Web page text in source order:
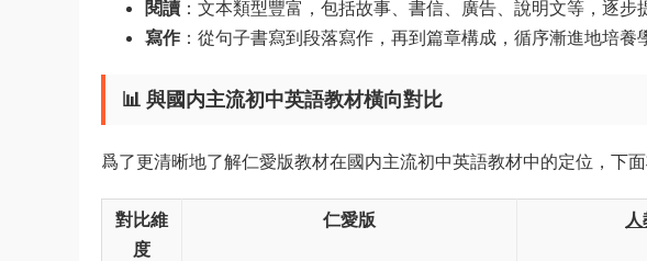
閱讀 ：文本類型豐富，包括故事、書信、廣告、說明文等，逐步
寫作 ：從句子書寫到段落寫作，再到篇章構成，循序漸進地培養
📊 與國内主流初中英語教材橫向對比
爲了更清晰地了解仁愛版教材在國内主流初中英語教材中的定位，下
對比維
度
仁愛版